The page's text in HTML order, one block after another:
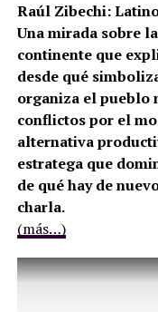
Raúl Zibechi:
Una mirada sobre
continente que
desde qué
organiza el pueblo
conflictos por el
alternativa
estratega que
de qué hay de
charla.
(más…)